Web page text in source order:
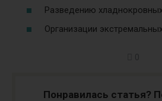
Разведению
Организации
Понравилась статья?